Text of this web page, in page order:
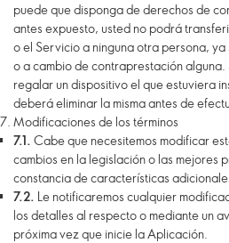
puede que disponga de derechos de
antes expuesto, usted no podrá
o el Servicio a ninguna otra persona,
o a cambio de contraprestación
regalar un dispositivo el que estuviera
deberá eliminar la misma antes de
Modificaciones de los términos
7.1. Cabe que necesitemos modificar
cambios en la legislación o las mejores
constancia de características
7.2. Le notificaremos cualquier
los detalles al respecto o mediante un
próxima vez que inicie la Aplicación.